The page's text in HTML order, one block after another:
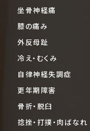
坐骨神経痛
膝の痛み
外反母趾
冷え・むくみ
自律神経失調症
更年期障害
骨折・脱臼
捻挫・打撲・肉ばなれ